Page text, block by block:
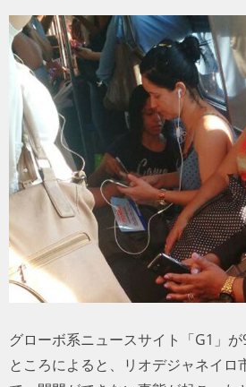
エンターテイメ
グルメ
トラベル
サッカー
PEOPLE
ビジネス
コラム
グローボ系ニュースサイト「G1」
ところによると、リオデジャネイロ